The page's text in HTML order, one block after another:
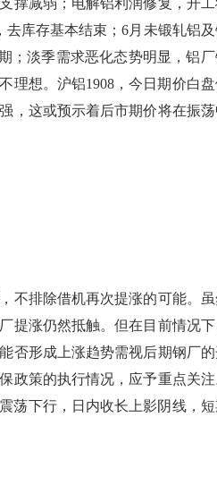
减弱；电解铝利润修复，开工
去库存基本结束；6月未锻轧铝
；淡季需求恶化态势明显，铝
理想。沪铝1908，今日期价白盘
，这或预示着后市期价将在振
排除借机再次提涨的可能。虽
提涨仍然抵触。但在目前情况
否形成上涨趋势需视后期钢厂的
政策的执行情况，应予重点关
荡下行，日内收长上影阴线，